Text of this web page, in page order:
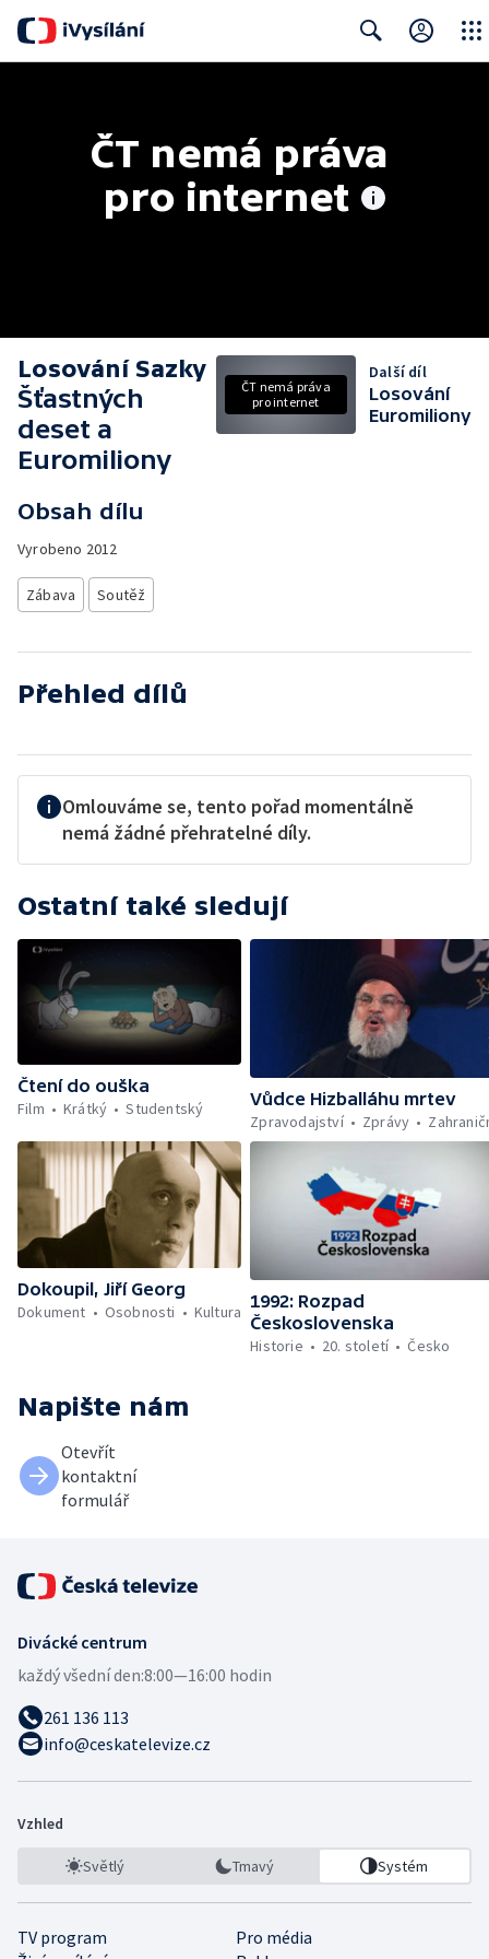
ČT nemá práva
pro internet
Losování Sazky
Šťastných
deset a
Euromiliony
Obsah dílu
Vyrobeno 2012
Zábava Soutěž
ČT nemá práva
pro internet
Další díl
Losování
Euromiliony
Přehled dílů
Omlouváme se, tento pořad momentálně
nemá žádné přehratelné díly.
Ostatní také sledují
Čtení do ouška
Film
Krátký Studentský
Vůdce Hizballáhu mrtev
Zpravodajství
Zprávy
Dokoupil, Jiří Georg
Dokument
Osobnosti Kultura
1992: Rozpad
Československa
Historie
20. století Česko
Napište nám
Otevřít
kontaktní
formulář
Divácké centrum
každý všední den:8:00—16:00 hodin
261 136 113
info@ceskatelevize.cz
Vzhled
Světlý Tmavý Systém
TV program
Pro média